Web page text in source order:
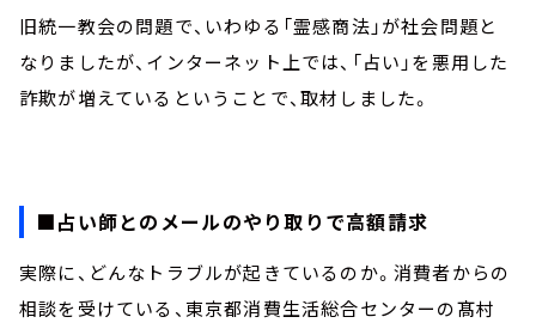
旧統一教会の問題で、いわゆる「霊感商法」が社会問題と
なりましたが、インターネット上では、「占い」を悪用した
詐欺が増えているということで、取材しました。
■占い師とのメールのやり取りで高額請求
実際に、どんなトラブルが起きているのか。消費者からの
相談を受けている、東京都消費生活総合センターの髙村